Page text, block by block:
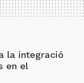
la integració
en el